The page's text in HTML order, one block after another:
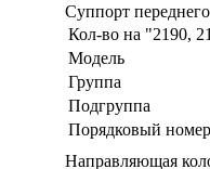
Суппорт
Кол-во на "2190,
Модель
Группа
Подгруппа
Порядковый
Направляющая